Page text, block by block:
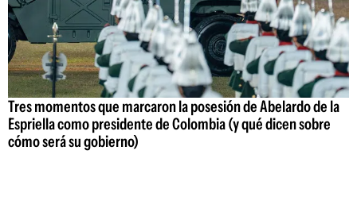
Tres momentos que marcaron la posesión de Abelardo de la
Espriella como presidente de Colombia (y qué dicen sobre
cómo será su gobierno)